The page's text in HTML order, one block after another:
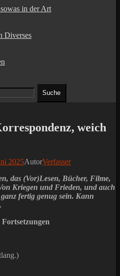
in der Art
Diverses
weich
2025AutorVerfasser
das (Vor)Lesen, Bücher, Filme,
Kriegen und Frieden, und auch
fertig genug sein. Kann